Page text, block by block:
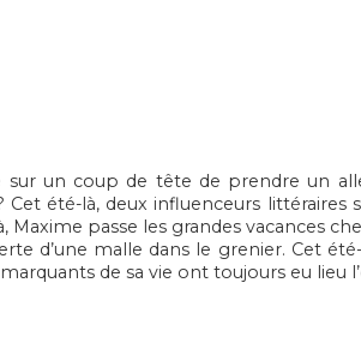
sur un coup de tête de prendre un
Cet été-là, deux influenceurs
Maxime passe les grandes vacances
d’une malle dans le grenier. Cet
de sa vie ont toujours eu lieu